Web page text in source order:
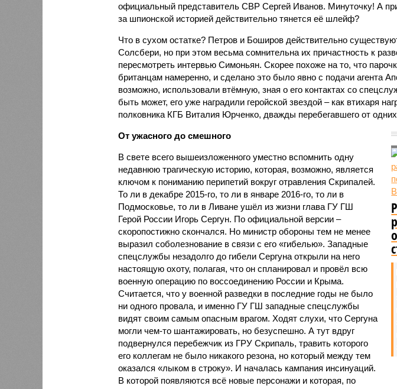
официальный представитель СВР Сергей Иванов. Минуточку! А
за шпионской историей действительно тянется её шлейф?
Что в сухом остатке? Петров и Боширов действительно
Солсбери, но при этом весьма сомнительна их причастность к
пересмотреть интервью Симоньян. Скорее похоже на то, что
британцам намеренно, и сделано это было явно с подачи агента
возможно, использовали втёмную, зная о его контактах со
быть может, его уже наградили геройской звездой – как втихаря
полковника КГБ Виталия Юрченко, дважды перебегавшего от одних
От ужасного до смешного
В свете всего вышеизложенного уместно вспомнить одну
недавнюю трагическую историю, которая, возможно, является
ключом к пониманию перипетий вокруг отравления Скрипалей.
То ли в декабре 2015-го, то ли в январе 2016-го, то ли в
Подмосковье, то ли в Ливане ушёл из жизни глава ГУ ГШ
Герой России Игорь Сергун. По официальной версии –
скоропостижно скончался. Но министр обороны тем не менее
выразил соболезнование в связи с его «гибелью». Западные
спецслужбы незадолго до гибели Сергуна открыли на него
настоящую охоту, полагая, что он спланировал и провёл всю
военную операцию по воссоединению России и Крыма.
Считается, что у военной разведки в последние годы не было
ни одного провала, и именно ГУ ГШ западные спецслужбы
видят своим самым опасным врагом. Ходят слухи, что Сергуна
могли чем-то шантажировать, но безуспешно. А тут вдруг
подвернулся перебежчик из ГРУ Скрипаль, травить которого
его коллегам не было никакого резона, но который между тем
оказался «лыком в строку». И началась кампания инсинуаций.
В которой появляются всё новые персонажи и которая, по